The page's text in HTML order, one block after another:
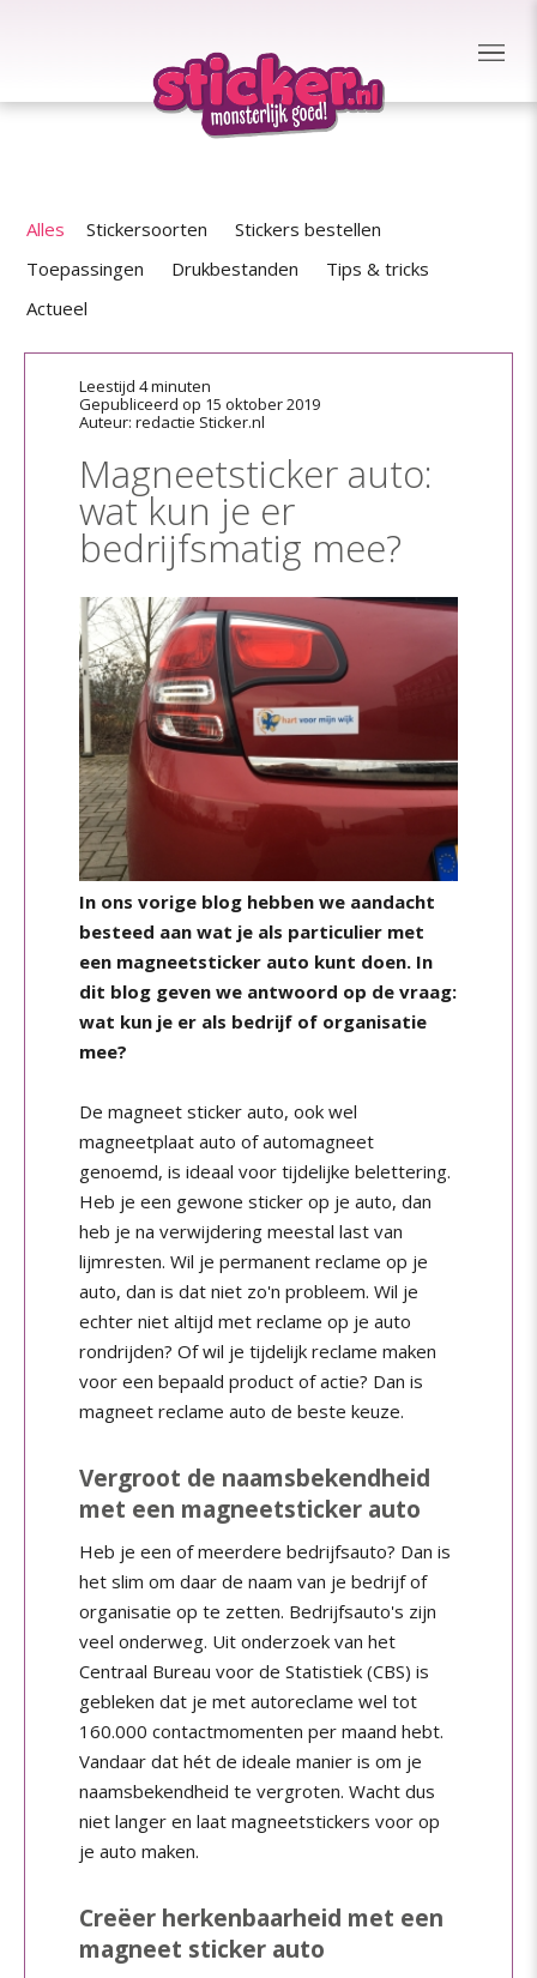
Alles Stickersoorten
Stickers bestellen
Toepassingen
Drukbestanden
Tips & tricks
Actueel
Leestijd 4 minuten
Gepubliceerd op 15 oktober 2019
Auteur: redactie Sticker.nl
Magneetsticker auto:
wat kun je er
bedrijfsmatig mee?
In ons vorige blog hebben we aandacht
besteed aan wat je als particulier met
een magneetsticker auto kunt doen. In
dit blog geven we antwoord op de vraag:
wat kun je er als bedrijf of organisatie
mee?
De magneet sticker auto, ook wel
magneetplaat auto of automagneet
genoemd, is ideaal voor tijdelijke belettering.
Heb je een gewone sticker op je auto, dan
heb je na verwijdering meestal last van
lijmresten. Wil je permanent reclame op je
auto, dan is dat niet zo'n probleem. Wil je
echter niet altijd met reclame op je auto
rondrijden? Of wil je tijdelijk reclame maken
voor een bepaald product of actie? Dan is
magneet reclame auto de beste keuze.
Vergroot de naamsbekendheid
met een magneetsticker auto
Heb je een of meerdere bedrijfsauto? Dan is
het slim om daar de naam van je bedrijf of
organisatie op te zetten. Bedrijfsauto's zijn
veel onderweg. Uit onderzoek van het
Centraal Bureau voor de Statistiek (CBS) is
gebleken dat je met autoreclame wel tot
160.000 contactmomenten per maand hebt.
Vandaar dat hét de ideale manier is om je
naamsbekendheid te vergroten. Wacht dus
niet langer en laat magneetstickers voor op
je auto maken.
Creëer herkenbaarheid met een
magneet sticker auto